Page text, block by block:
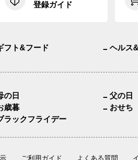
登録ガイド
フト&フード ヘルス
の日 父の日
歳暮
おせち
ラックフライデー
ご利用ガイド よくある質問